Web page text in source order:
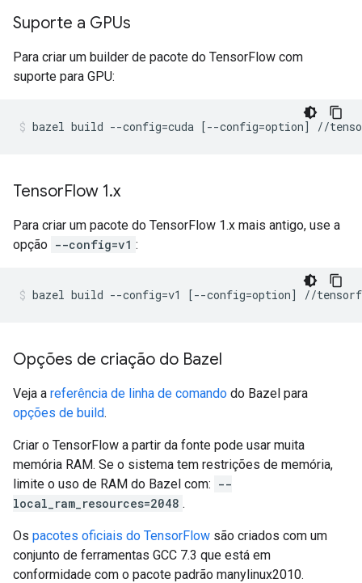
Suporte a GPUs
Para criar um builder de pacote do TensorFlow com
suporte para GPU:
TensorFlow 1.x
Para criar um pacote do TensorFlow 1.x mais antigo, use a
opção --config=v1 :
Opções de criação do Bazel
Veja a referência de linha de comando do Bazel para
opções de build.
Criar o TensorFlow a partir da fonte pode usar muita
memória RAM. Se o sistema tem restrições de memória,
limite o uso de RAM do Bazel com: --
local_ram_resources=2048 .
Os pacotes oficiais do TensorFlow são criados com um
conjunto de ferramentas GCC 7.3 que está em
conformidade com o pacote padrão manylinux2010.